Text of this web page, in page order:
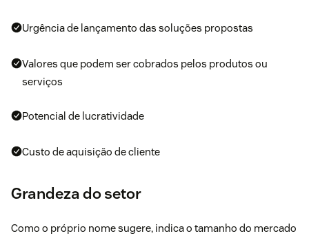
Urgência de lançamento das soluções propostas
Valores que podem ser cobrados pelos produtos ou
serviços
Potencial de lucratividade
Custo de aquisição de cliente
Grandeza do setor
Como o próprio nome sugere, indica o tamanho do mercado